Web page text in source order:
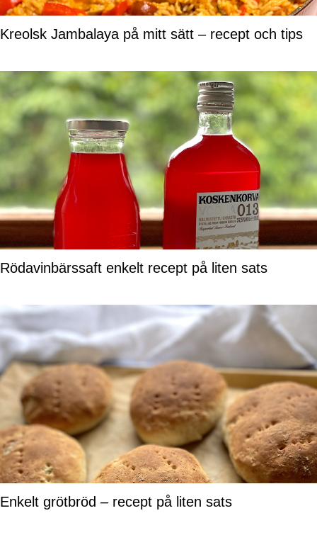
Kreolsk Jambalaya på mitt sätt – recept och tips
Rödavinbärssaft enkelt recept på liten sats
Enkelt grötbröd – recept på liten sats